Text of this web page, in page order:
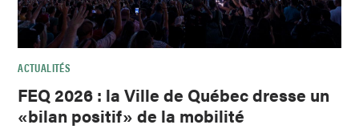
ACTUALITÉS
FEQ 2026 : la Ville de Québec dresse un
«bilan positif» de la mobilité